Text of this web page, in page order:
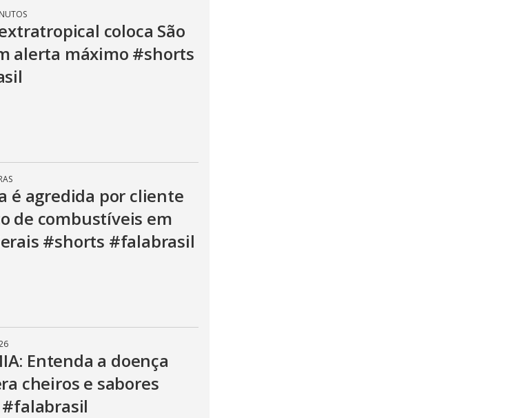
coloca São
alerta máximo #shorts
é agredida por cliente
de combustíveis em
#shorts #falabrasil
Entenda a doença
cheiros e sabores